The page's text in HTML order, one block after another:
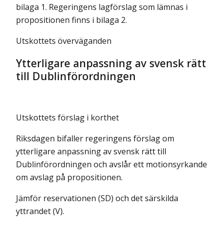
bilaga 1. Regeringens lagförslag som lämnas i
propositionen finns i bilaga 2.
Utskottets överväganden
Ytterligare anpassning av svensk rätt
till Dublinförordningen
Utskottets förslag i korthet
Riksdagen bifaller regeringens förslag om
ytterligare anpassning av svensk rätt till
Dublinförordningen och avslår ett motionsyrkande
om avslag på propositionen.
Jämför reservationen (SD) och det särskilda
yttrandet (V).